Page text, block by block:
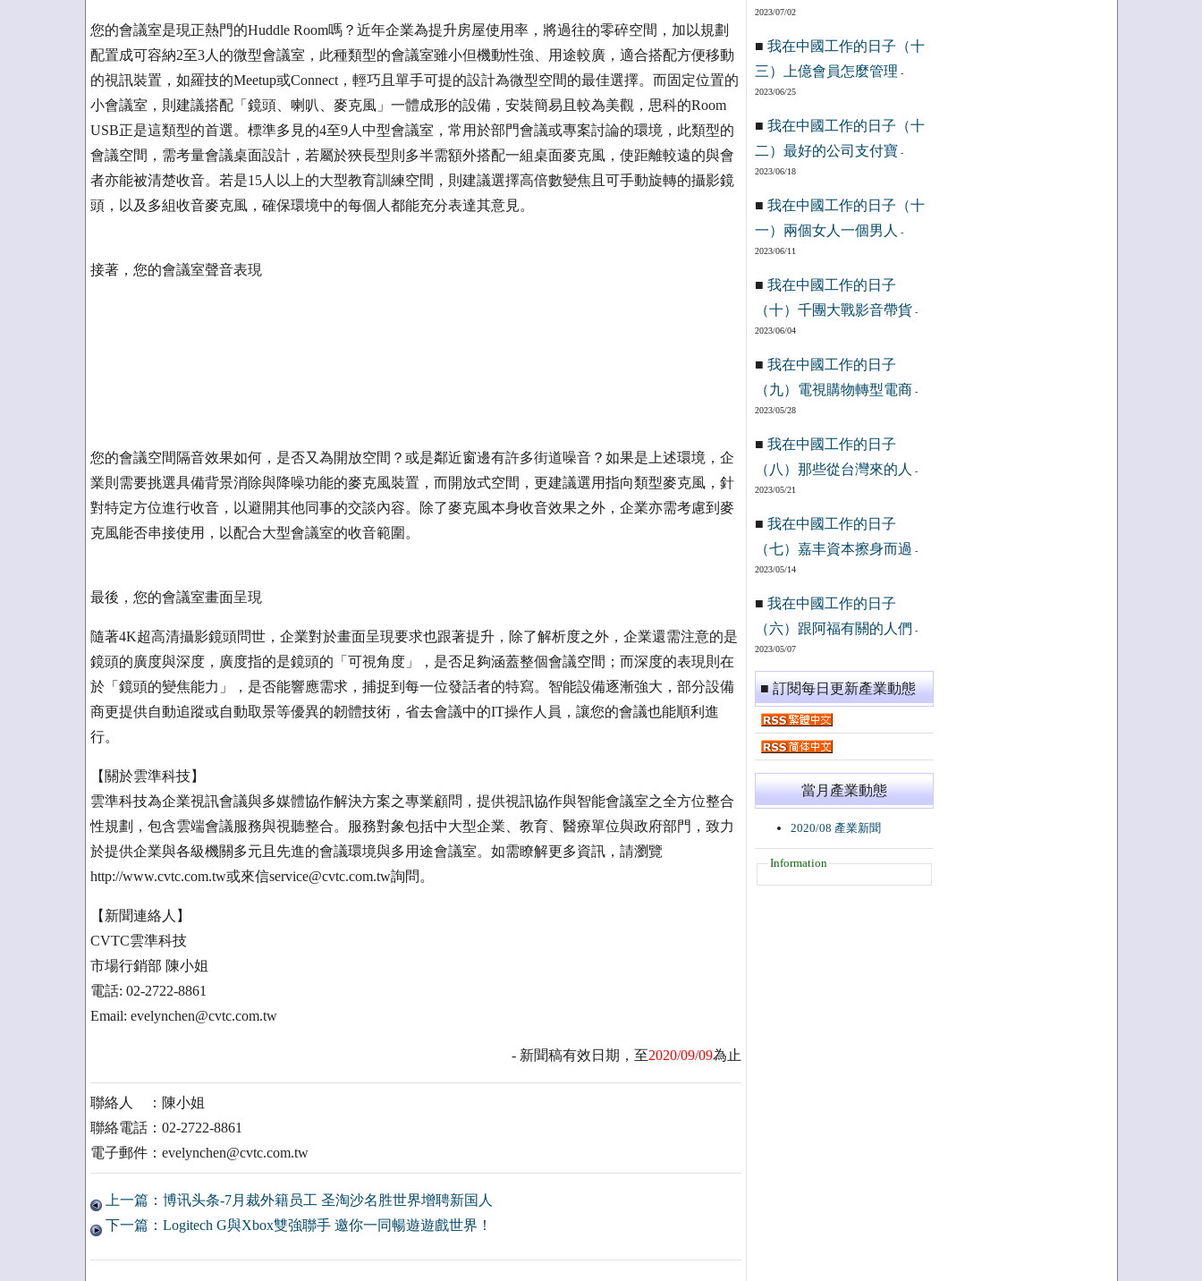
您的會議室是現正熱門的Huddle Room嗎？近年企業為提升房屋使用率，將過往的零碎空間，加以規劃
配置成可容納2至3人的微型會議室，此種類型的會議室雖小但機動性強、用途較廣，適合搭配方便移動
的視訊裝置，如羅技的Meetup或Connect，輕巧且單手可提的設計為微型空間的最佳選擇。而固定位置的
小會議室，則建議搭配「鏡頭、喇叭、麥克風」一體成形的設備，安裝簡易且較為美觀，思科的Room
USB正是這類型的首選。標準多見的4至9人中型會議室，常用於部門會議或專案討論的環境，此類型的
會議空間，需考量會議桌面設計，若屬於狹長型則多半需額外搭配一組桌面麥克風，使距離較遠的與會
者亦能被清楚收音。若是15人以上的大型教育訓練空間，則建議選擇高倍數變焦且可手動旋轉的攝影鏡
頭，以及多組收音麥克風，確保環境中的每個人都能充分表達其意見。
接著，您的會議室聲音表現
您的會議空間隔音效果如何，是否又為開放空間？或是鄰近窗邊有許多街道噪音？如果是上述環境，企
業則需要挑選具備背景消除與降噪功能的麥克風裝置，而開放式空間，更建議選用指向類型麥克風，針
對特定方位進行收音，以避開其他同事的交談內容。除了麥克風本身收音效果之外，企業亦需考慮到麥
克風能否串接使用，以配合大型會議室的收音範圍。
最後，您的會議室畫面呈現
隨著4K超高清攝影鏡頭問世，企業對於畫面呈現要求也跟著提升，除了解析度之外，企業還需注意的是
鏡頭的廣度與深度，廣度指的是鏡頭的「可視角度」，是否足夠涵蓋整個會議空間；而深度的表現則在
於「鏡頭的變焦能力」，是否能響應需求，捕捉到每一位發話者的特寫。智能設備逐漸強大，部分設備
商更提供自動追蹤或自動取景等優異的韌體技術，省去會議中的IT操作人員，讓您的會議也能順利進
行。
【關於雲準科技】
雲準科技為企業視訊會議與多媒體協作解決方案之專業顧問，提供視訊協作與智能會議室之全方位整合
性規劃，包含雲端會議服務與視聽整合。服務對象包括中大型企業、教育、醫療單位與政府部門，致力
於提供企業與各級機關多元且先進的會議環境與多用途會議室。如需瞭解更多資訊，請瀏覽
http://www.cvtc.com.tw或來信service@cvtc.com.tw詢問。
【新聞連絡人】
CVTC雲準科技
市場行銷部 陳小姐
電話: 02-2722-8861
Email: evelynchen@cvtc.com.tw
- 新聞稿有效日期，至2020/09/09為止
聯絡人 ：陳小姐
聯絡電話：02-2722-8861
電子郵件：evelynchen@cvtc.com.tw
上一篇：博讯头条-7月裁外籍员工 圣淘沙名胜世界增聘新国人
下一篇：Logitech G與Xbox雙強聯手 邀你一同暢遊遊戲世界！
2023/07/02
■ 我在中國工作的日子（十
三）上億會員怎麼管理 -
2023/06/25
■ 我在中國工作的日子（十
二）最好的公司支付寶 -
2023/06/18
■ 我在中國工作的日子（十
一）兩個女人一個男人
-
2023/06/11
■ 我在中國工作的日子
（十）千團大戰影音帶貨 -
2023/06/04
■ 我在中國工作的日子
（九）電視購物轉型電商 -
2023/05/28
■ 我在中國工作的日子
（八）那些從台灣來的人
-
2023/05/21
■ 我在中國工作的日子
（七）嘉丰資本擦身而過 -
2023/05/14
■ 我在中國工作的日子
（六）跟阿福有關的人們 -
2023/05/07
■ 訂閱每日更新產業動態
當月產業動態
2020/08 產業新聞
Information